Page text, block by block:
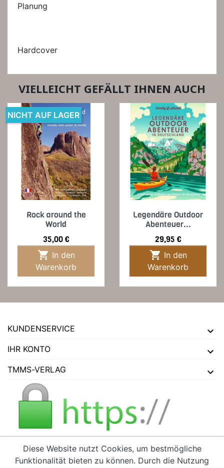
Planung
Hardcover
VIELLEICHT GEFÄLLT IHNEN AUCH
Rock around the
World
Preis
35,00 €

Warenkorb
NICHT AUF LAGER
Legendäre Outdoor
Abenteuer...
Preis
29,95 €

Warenkorb
KUNDENSERVICE
IHR KONTO
TMMS-VERLAG
VERTRAG WIDERRUFEN
Diese Website nutzt Cookies, um bestmögliche
Funktionalität bieten zu können. Durch die Nutzung